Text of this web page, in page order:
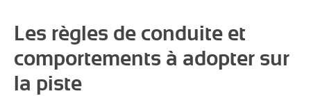
Les règles de conduite et
comportements à adopter sur
la piste